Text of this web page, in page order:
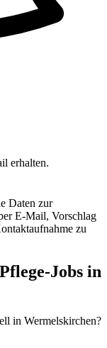
erhalten.
Daten zur
E-Mail, Vorschlag
zu
Jobs in
in Wermelskirchen?